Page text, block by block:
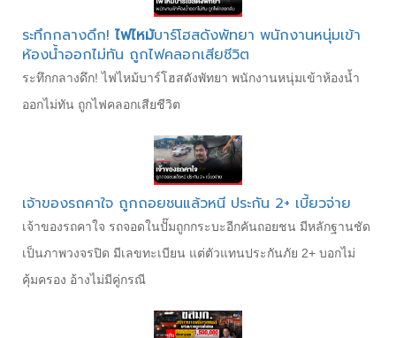
ระทึกกลางดึก! ไฟไหม้บาร์โฮสดังพัทยา พนักงานหนุ่มเข้า
ห้องน้ำออกไม่ทัน ถูกไฟคลอกเสียชีวิต
ระทึกกลางดึก! ไฟไหม้บาร์โฮสดังพัทยา พนักงานหนุ่มเข้าห้องน้ำ
ออกไม่ทัน ถูกไฟคลอกเสียชีวิต
เจ้าของรถคาใจ ถูกถอยชนแล้วหนี ประกัน 2+ เบี้ยวจ่าย
เจ้าของรถคาใจ รถจอดในปั๊มถูกกระบะอีกคันถอยชน มีหลักฐานชัด
เป็นภาพวงจรปิด มีเลขทะเบียน แต่ตัวแทนประกันภัย 2+ บอกไม่
คุ้มครอง อ้างไม่มีคู่กรณี